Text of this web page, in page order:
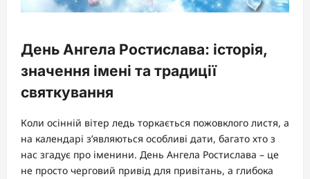
День Ангела Ростислава: історія,
значення імені та традиції
святкування
Коли осінній вітер ледь торкається пожовклого листя, а
на календарі з’являються особливі дати, багато хто з
нас згадує про іменини. День Ангела Ростислава – це
не просто черговий привід для привітань, а глибока